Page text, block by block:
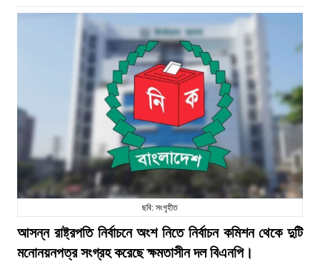
ছবি: সংগৃহীত
আসন্ন রাষ্ট্রপতি নির্বাচনে অংশ নিতে নির্বাচন কমিশন থেকে দুটি
মনোনয়নপত্র সংগ্রহ করেছে ক্ষমতাসীন দল বিএনপি।